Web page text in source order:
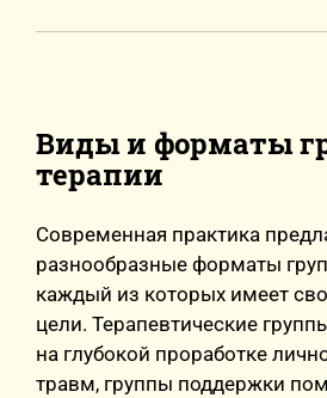
Виды и форматы
терапии
Современная практика
разнообразные форматы
каждый из которых имеет
цели. Терапевтические
на глубокой проработке
травм, группы поддержки